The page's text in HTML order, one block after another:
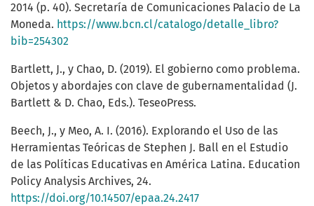
2014 (p. 40). Secretaría de Comunicaciones Palacio de La
Moneda. https://www.bcn.cl/catalogo/detalle_libro?
bib=254302
Bartlett, J., y Chao, D. (2019). El gobierno como problema.
Objetos y abordajes con clave de gubernamentalidad (J.
Bartlett & D. Chao, Eds.). TeseoPress.
Beech, J., y Meo, A. I. (2016). Explorando el Uso de las
Herramientas Teóricas de Stephen J. Ball en el Estudio
de las Políticas Educativas en América Latina. Education
Policy Analysis Archives, 24.
https://doi.org/10.14507/epaa.24.2417